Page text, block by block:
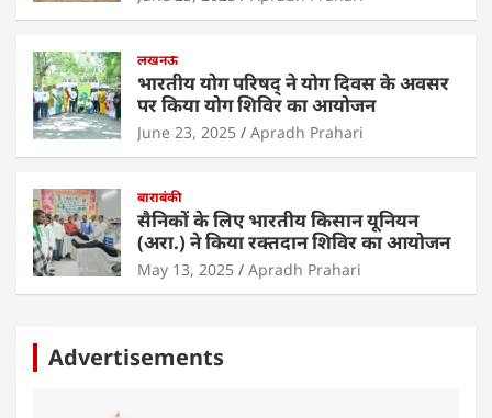
लखनऊ
भारतीय योग परिषद् ने योग दिवस के अवसर
पर किया योग शिविर का आयोजन
June 23, 2025 Apradh Prahari
बाराबंकी
सैनिकों के लिए भारतीय किसान यूनियन
(अरा.) ने किया रक्तदान शिविर का आयोजन
May 13, 2025 Apradh Prahari
Advertisements